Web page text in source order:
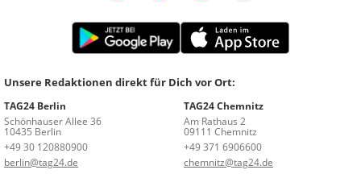
Unsere Redaktionen direkt für Dich vor Ort:
TAG24 Berlin
Schönhauser Allee 36
10435 Berlin
+49 30 120880900
berlin@tag24.de
TAG24 Chemnitz
Am Rathaus 2
09111 Chemnitz
+49 371 6906600
chemnitz@tag24.de